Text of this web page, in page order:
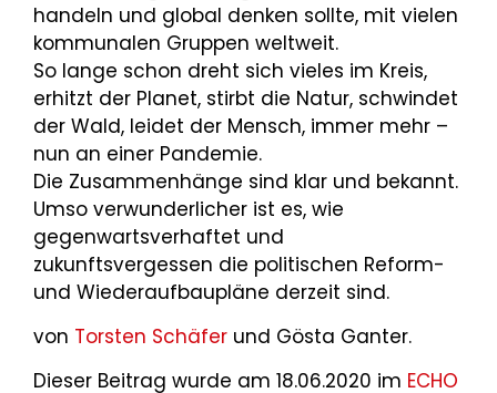
handeln und global denken sollte, mit vielen
kommunalen Gruppen weltweit.
So lange schon dreht sich vieles im Kreis,
erhitzt der Planet, stirbt die Natur, schwindet
der Wald, leidet der Mensch, immer mehr –
nun an einer Pandemie.
Die Zusammenhänge sind klar und bekannt.
Umso verwunderlicher ist es, wie
gegenwartsverhaftet und
zukunftsvergessen die politischen Reform-
und Wiederaufbaupläne derzeit sind.
von Torsten Schäfer und Gösta Ganter.
Dieser Beitrag wurde am 18.06.2020 im ECHO